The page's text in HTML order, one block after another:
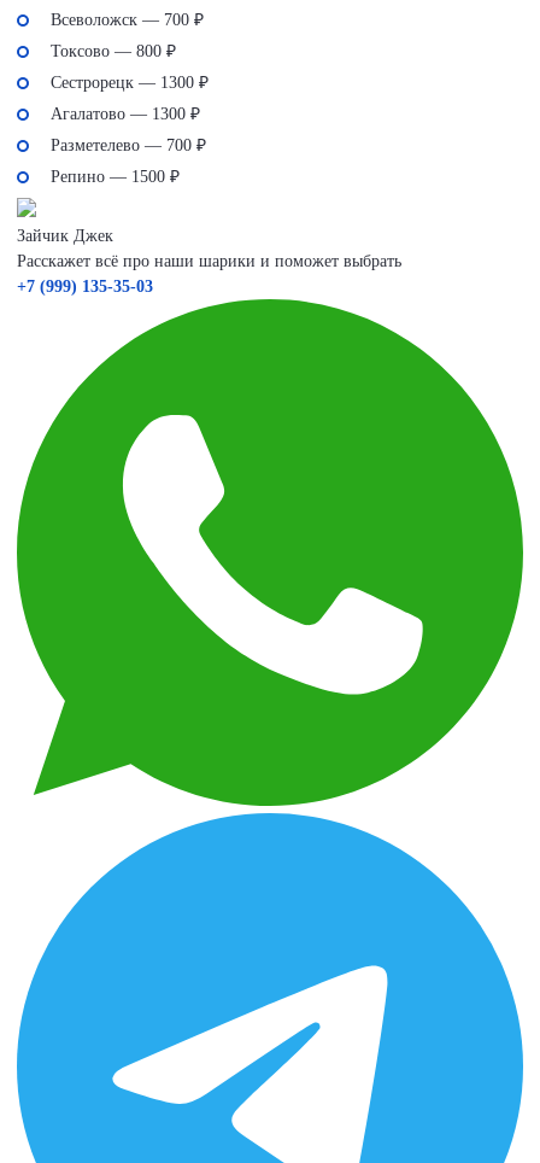
Всеволожск — 700 ₽
Токсово — 800 ₽
Сестрорецк — 1300 ₽
Агалатово — 1300 ₽
Разметелево — 700 ₽
Репино — 1500 ₽
Зайчик Джек
Расскажет всё про наши шарики и поможет выбрать
+7 (999) 135-35-03